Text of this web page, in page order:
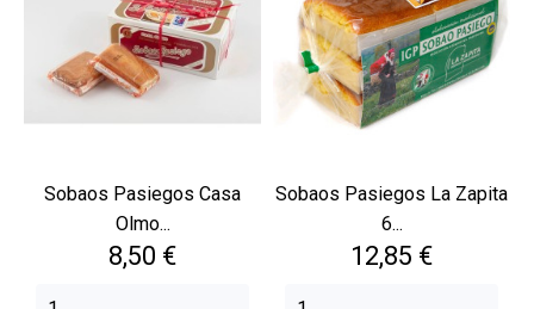
Sobaos Pasiegos Casa
Olmo...
Precio
8,50 €
Sobaos Pasiegos La Zapita
6...
Precio
12,85 €